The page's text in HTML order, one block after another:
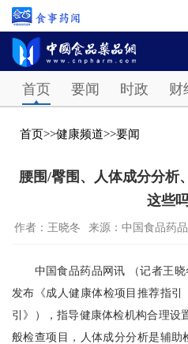
首页 要闻 时政 财
首页>>健康频道>>要闻
腰围/臀围、人体成分分析
这些吗
作者：王晓冬 来源：中国食品药品
中国食品药品网讯 （记者王晓
发布《成人健康体检项目推荐指引
引》），指导健康体检机构合理设
般检查项目，人体成分分析是辅助